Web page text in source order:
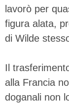
lavorò per
figura alata,
di Wilde
Il
alla Francia
doganali non